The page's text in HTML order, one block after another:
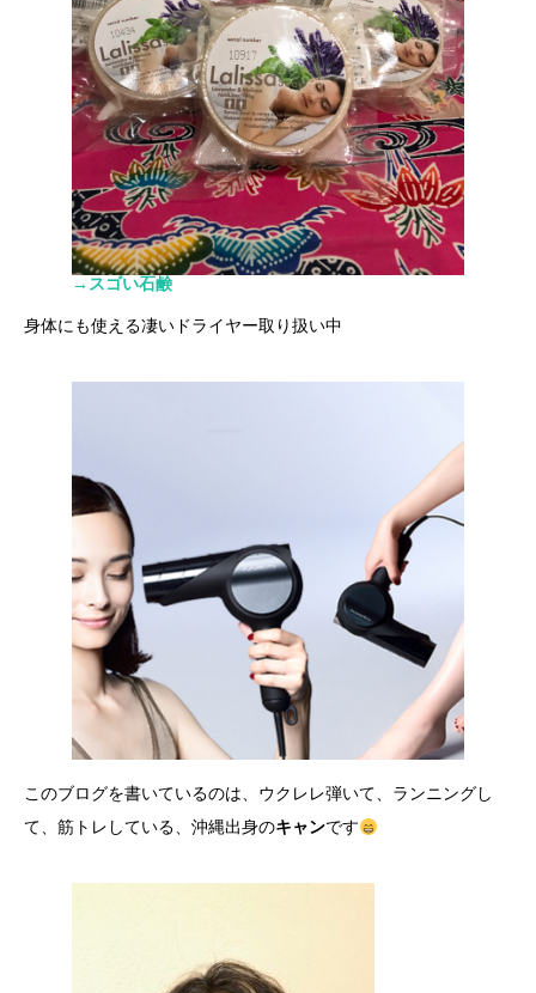
→スゴい石鹸
身体にも使える凄いドライヤー取り扱い中
このブログを書いているのは、ウクレレ弾いて、ランニングし
て、筋トレしている、沖縄出身のキャンです